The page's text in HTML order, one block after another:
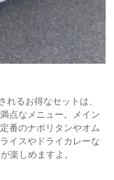
るお得なセットは、
点なメニュー。メイン
番のナポリタンやオム
イスやドライカレーな
楽しめますよ。